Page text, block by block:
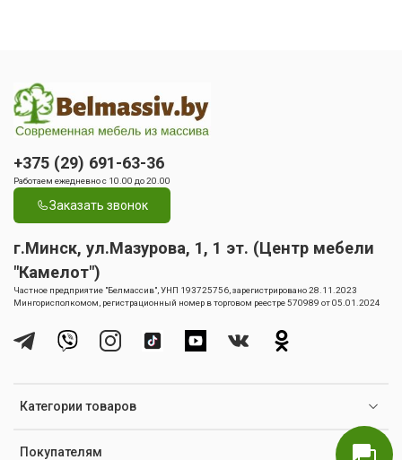
Категории товаров
Покупателям
+375 (29) 691-63-36
Работаем ежедневно с 10.00 до 20.00
Заказать звонок
г.Минск, ул.Мазурова, 1, 1 эт. (Центр мебели
"Камелот")
Частное предприятие "Белмассив", УНП 193725756, зарегистрировано 28.11.2023
Мингорисполкомом, регистрационный номер в торговом реестре 570989 от 05.01.2024